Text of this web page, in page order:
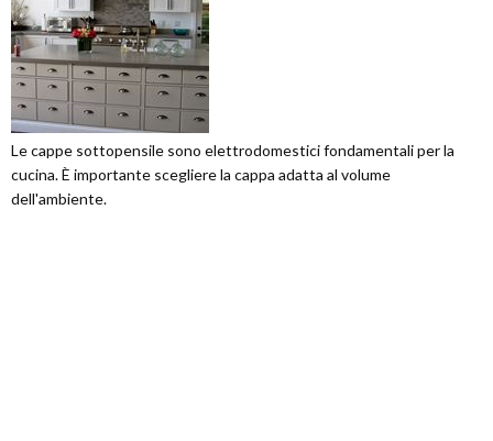
Le cappe sottopensile sono elettrodomestici fondamentali per la
cucina. È importante scegliere la cappa adatta al volume
dell'ambiente.